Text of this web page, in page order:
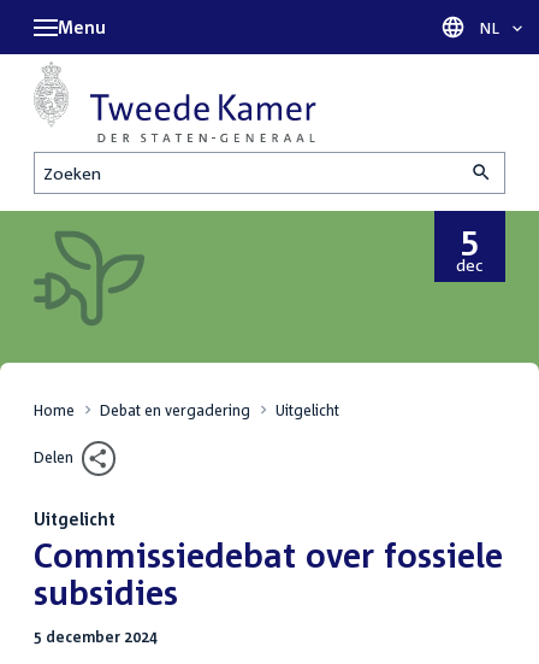
Zoeken
Menu Taal
NL
5
dec
december
Home Debat en vergadering Uitgelicht
Delen
Uitgelicht
:Commissiedebat over fossiele
subsidies
5 december 2024